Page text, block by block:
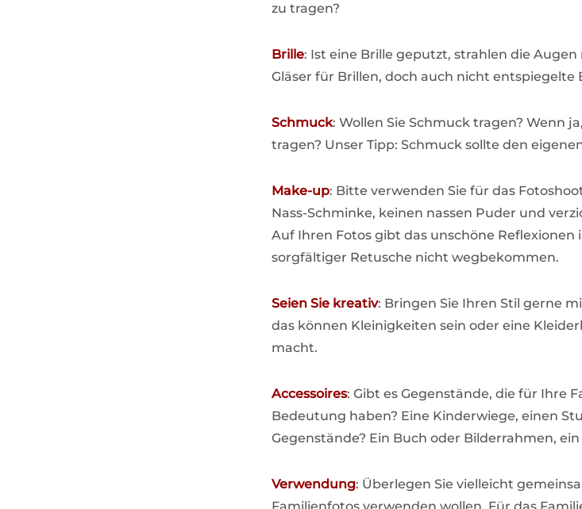
zu tragen?
Brille: Ist eine Brille geputzt, strahlen die
Gläser für Brillen, doch auch nicht entspiegelte
Schmuck: Wollen Sie Schmuck tragen? Wenn
tragen? Unser Tipp: Schmuck sollte den
Make-up: Bitte verwenden Sie für das
Nass-Schminke, keinen nassen Puder und
Auf Ihren Fotos gibt das unschöne Reflexionen
sorgfältiger Retusche nicht wegbekommen.
Seien Sie kreativ: Bringen Sie Ihren Stil gerne
das können Kleinigkeiten sein oder eine
macht.
Accessoires: Gibt es Gegenstände, die für Ihre
Bedeutung haben? Eine Kinderwiege, einen
Gegenstände? Ein Buch oder Bilderrahmen,
Verwendung: Überlegen Sie vielleicht